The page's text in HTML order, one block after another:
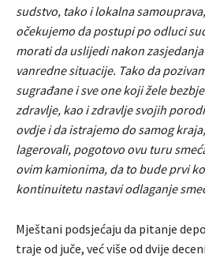
sudstvo, tako i lokalna
očekujemo da postupi po odluci
morati da uslijedi nakon
vanredne situacije. Tako da
sugrađane i sve one koji žele
zdravlje, kao i zdravlje svojih
ovdje i da istrajemo do samog
lagerovali, pogotovo ovu turu
ovim kamionima, da to bude prvi
kontinuitetu nastavi odlaganje
Mještani podsjećaju da pitanje
traje od juče, već više od dvije